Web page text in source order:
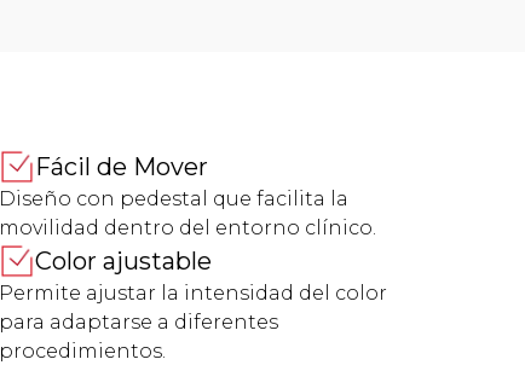
Fácil de Mover
Diseño con pedestal que facilita la
movilidad dentro del entorno clínico.
Color ajustable
Permite ajustar la intensidad del color
para adaptarse a diferentes
procedimientos.